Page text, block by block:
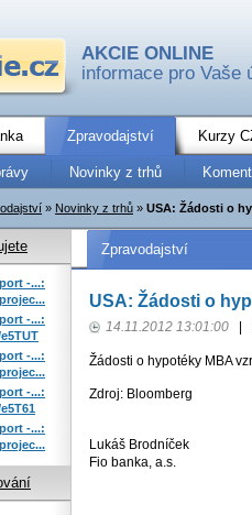
AKCIE ONLINE
informace pro Vaše
Zpravodajství Kurzy
Novinky z trhů
» Novinky z trhů » USA: Žádosti o
Zpravodajství
USA: Žádosti o
14.11.2012 13:01:00
Žádosti o hypotéky MBA
Zdroj: Bloomberg
Lukáš Brodníček
Fio banka, a.s.
-...:
-...:
-...:
-...:
-...: